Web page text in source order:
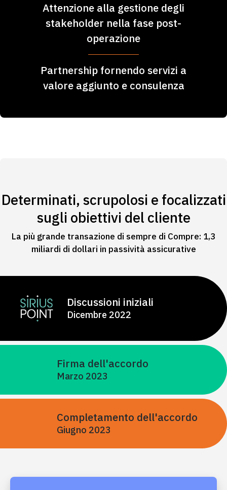
Attenzione alla gestione degli
stakeholder nella fase post-
operazione
Partnership fornendo servizi a
valore aggiunto e consulenza
Determinati, scrupolosi e focalizzati
sugli obiettivi del cliente
La più grande transazione di sempre di Compre: 1,3
miliardi di dollari in passività assicurative
Discussioni iniziali
Dicembre 2022
Firma dell'accordo
Marzo 2023
Completamento dell'accordo
Giugno 2023